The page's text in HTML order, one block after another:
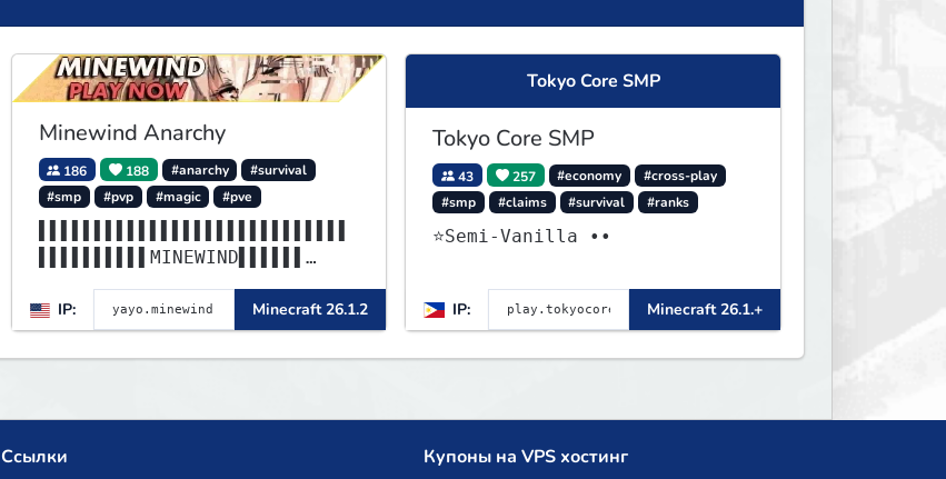
Minewind Anarchy
186 188 #anarchy
#survival
#smp
#pvp #magic #pve
▌▌▌▌▌▌▌▌▌▌MINEWIND▌▌▌▌▌▌
▌▌▌▌▌▌▌▌▌▌▌▌▌▌▌▌▌▌▌▌▌▌▌▌▌▌▌▌
▌▌▌▌▌▌▌▌▌▌▌▌▌▌▌▌▌▌▌▌▌▌▌▌
IP: Minecraft 26.1.2
Tokyo Core SMP
Tokyo Core SMP
43 257 #economy
#cross-play
#smp
#claims #survival #ranks
⭐Semi-Vanilla ••
IP: Minecraft 26.1.+
Ссылки Купоны на VPS хостинг